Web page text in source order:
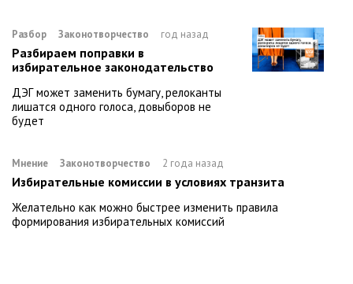
Разбор Законотворчество год назад
Разбираем поправки в
избирательное законодательство
ДЭГ может заменить бумагу, релоканты
лишатся одного голоса, довыборов не
будет
Мнение Законотворчество 2 года назад
Избирательные комиссии в условиях транзита
Желательно как можно быстрее изменить правила
формирования избирательных комиссий